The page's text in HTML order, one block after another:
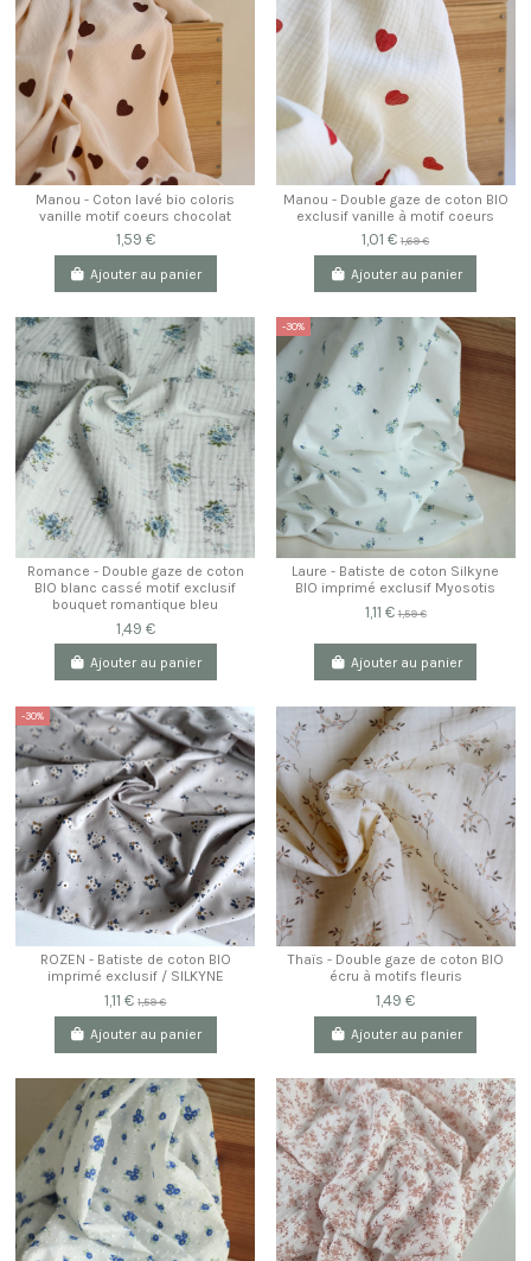
Manou - Coton lavé bio coloris
vanille motif coeurs chocolat
1,59 €
Ajouter au panier
Manou - Double gaze de coton BIO
exclusif vanille à motif coeurs
1,01 €1,69 €
Ajouter au panier
Romance - Double gaze de coton
BIO blanc cassé motif exclusif
bouquet romantique bleu
1,49 €
Ajouter au panier
-30%
Laure - Batiste de coton Silkyne
BIO imprimé exclusif Myosotis
1,11 €1,59 €
Ajouter au panier
-30%
ROZEN - Batiste de coton BIO
imprimé exclusif / SILKYNE
1,11 €1,59 €
Ajouter au panier
Thaïs - Double gaze de coton BIO
écru à motifs fleuris
1,49 €
Ajouter au panier